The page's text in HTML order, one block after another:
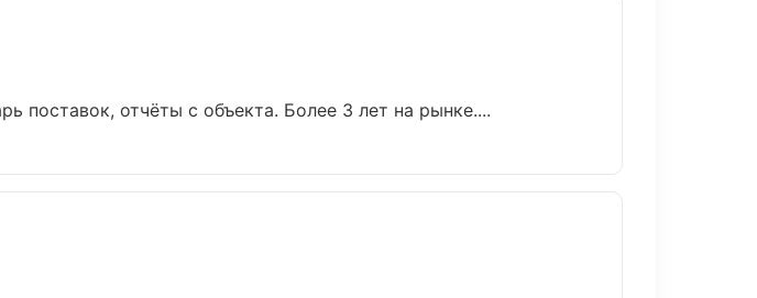
поставок, отчёты с объекта. Более 3 лет на рынке....